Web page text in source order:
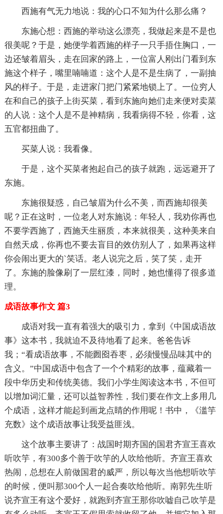
西施有气无力地说：我的心口不知为什么那么痛？
东施心想：西施的举动这么漂亮，我做起来是不是也
很美呢？于是，她便学着西施的样子一只手捂住胸口，一
边还皱着眉头，走在回家的路上，一位富人刚出门看到东
施这个样子，嘴里喃喃道：这个人是不是生病了，一副抽
风的样子。于是，走进家门把门紧紧地锁上了。一位穷人
在和自己的孩子上街买菜，看到东施向她们走来便对卖菜
的人说：这个人是不是神精病，我看病得不轻，你看，这
五官都扭曲了。
买菜人说：我看像。
于是，这个买菜者抱起自己的孩子就跑，远远避开了
东施。
东施很疑惑，自己皱眉为什么不美，而西施却很美
呢？正在这时，一位老人对东施说：年轻人，我劝你再也
不要学西施了，西施天生丽质，本来就很美，这种美来自
自然天成，你再也不要去盲目的效仿别人了，如果再这样
你会闹出更大的`笑话。老人说完之后，笑了笑，走开
了。东施的脸像刷了一层红漆，同时，她也懂得了很多道
理。
成语故事作文 篇3
成语对我一直有着强大的吸引力，拿到《中国成语故
事》这本书，我就迫不及待地看了起来。爸爸告诉
我；“看成语故事，不能囫囵吞枣，必须慢慢品味其中的
含义。”中国成语中包含了一个个精彩的故事，蕴藏着一
段中华历史和传统美德。我们小学生阅读这本书，不但可
以增加词汇量，还可以益智养性，我们要在作文上多用几
个成语，这样才能起到画龙点睛的作用呢！书中，《滥竽
充数》这个成语故事让我受益匪浅。
这个故事主要讲了：战国时期齐国的国君齐宣王喜欢
听吹竽，有300多个善于吹竽的人吹给他听。齐宣王喜欢
热闹，总想在人前做国君的威严，所以每次当他想听吹竽
的时候，便叫那300个人一起合奏吹给他听。南郭先生听
说齐宣王有这个爱好，就跑到齐宣王那你吹嘘自己吹竽是